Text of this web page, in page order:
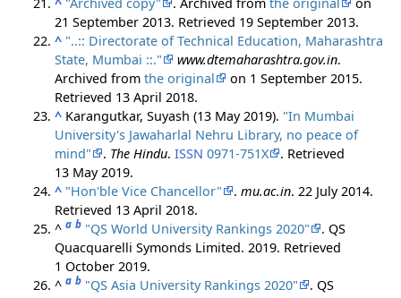
21 September 2013. Retrieved 19 September 2013.
^ "..:: Directorate of Technical Education, Maharashtra
State, Mumbai ::."
www.dtemaharashtra.gov.in.
Archived fromthe original on 1 September 2015.
Retrieved 13 April 2018.
^ Karangutkar, Suyash (13 May 2019). "In Mumbai
University's Jawaharlal Nehru Library, no peace of
mind"
. The Hindu.ISSN 0971-751X
. Retrieved
13 May2019.
^ "Hon'ble Vice Chancellor" .mu.ac.in. 22 July 2014.
Retrieved 13 April 2018.
^a b "QS World University Rankings 2020"
. QS
Quacquarelli Symonds Limited. 2019. Retrieved
1 October 2019.
^a b "QS Asia University Rankings 2020"
. QS